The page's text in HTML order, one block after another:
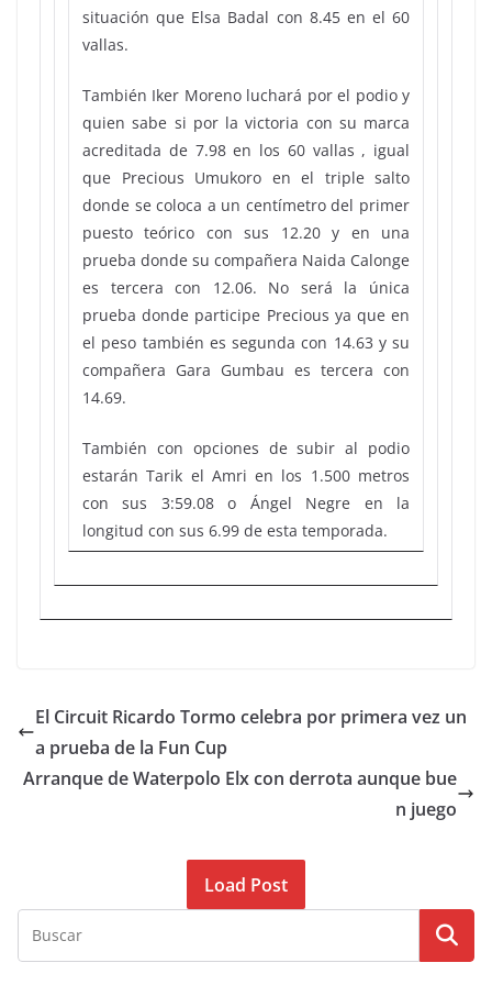
situación que Elsa Badal con 8.45 en el 60
vallas.
También Iker Moreno luchará por el podio y
quien sabe si por la victoria con su marca
acreditada de 7.98 en los 60 vallas , igual
que Precious Umukoro en el triple salto
donde se coloca a un centímetro del primer
puesto teórico con sus 12.20 y en una
prueba donde su compañera Naida Calonge
es tercera con 12.06. No será la única
prueba donde participe Precious ya que en
el peso también es segunda con 14.63 y su
compañera Gara Gumbau es tercera con
14.69.
También con opciones de subir al podio
estarán Tarik el Amri en los 1.500 metros
con sus 3:59.08 o Ángel Negre en la
longitud con sus 6.99 de esta temporada.
El Circuit Ricardo Tormo celebra por primera vez un
a prueba de la Fun Cup
Arranque de Waterpolo Elx con derrota aunque bue
n juego
Load Post